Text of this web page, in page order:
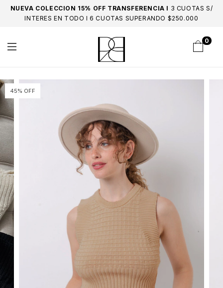
NUEVA COLECCION 15% OFF TRANSFERENCIA I 3 CUOTAS S/
INTERES EN TODO I 6 CUOTAS SUPERANDO $250.000
0
45% OFF